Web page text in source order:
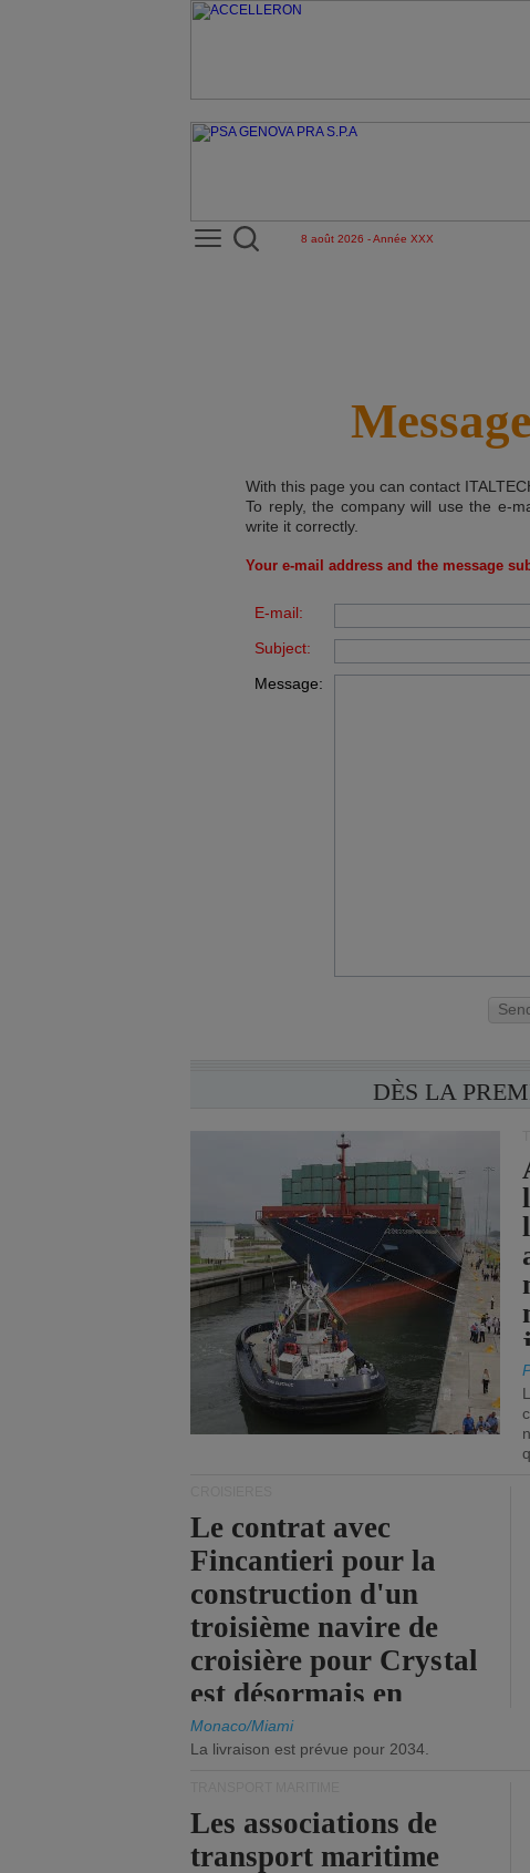
8 août 2026 - Année XXX
With this page you can contact
To reply, the company will use the e-
write it correctly.
Your e-mail address and the message
E-mail:
Subject:
Message:
DÈS LA
Le contrat avec
Fincantieri pour la
construction d'un
troisième navire de
croisière pour Crystal
est désormais en
vigueur.
Monaco/Miami
La livraison est prévue pour 2034.
Les associations de
transport maritime